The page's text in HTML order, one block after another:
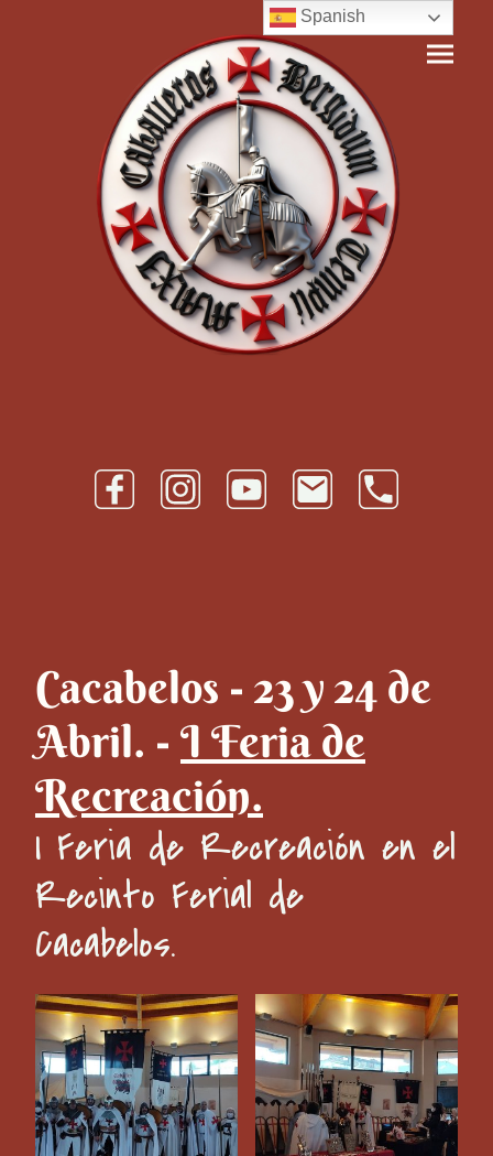
Cacabelos - 23 y 24 de
Abril. - I Feria de
Recreación.
I Feria de Recreación en el
Recinto Ferial de
Cacabelos.
Spanish